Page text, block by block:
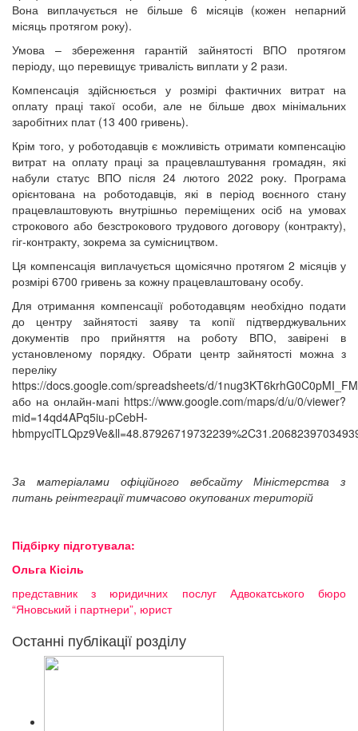
Вона виплачується не більше 6 місяців (кожен непарний
місяць протягом року).
Умова – збереження гарантій зайнятості ВПО протягом
періоду, що перевищує тривалість виплати у 2 рази.
Компенсація здійснюється у розмірі фактичних витрат на
оплату праці такої особи, але не більше двох мінімальних
заробітних плат (13 400 гривень).
Крім того, у роботодавців є можливість отримати компенсацію
витрат на оплату праці за працевлаштування громадян, які
набули статус ВПО після 24 лютого 2022 року. Програма
орієнтована на роботодавців, які в період воєнного стану
працевлаштовують внутрішньо переміщених осіб на умовах
строкового або безстрокового трудового договору (контракту),
гіг-контракту, зокрема за сумісництвом.
Ця компенсація виплачується щомісячно протягом 2 місяців у
розмірі 6700 гривень за кожну працевлаштовану особу.
Для отримання компенсації роботодавцям необхідно подати
до центру зайнятості заяву та копії підтверджувальних
документів про прийняття на роботу ВПО, завірені в
установленому порядку. Обрати центр зайнятості можна з
переліку
https://docs.google.com/spreadsheets/d/
або на онлайн-мапі https://www.google.com/maps/d/u/0/viewer?
mid=14qd4APq5iu-pCebH-
За матеріалами офіційного вебсайту Міністерства з
питань реінтеграції тимчасово окупованих територій
Підбірку підготувала:
Ольга Кісіль
представник з юридичних послуг Адвокатського бюро
“Яновський і партнери”, юрист
Останні публікації розділу